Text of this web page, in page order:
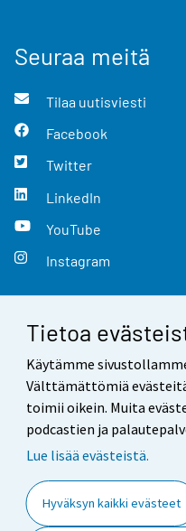
Tietoa
Käytämme
Välttämättömiä
toimii oikein. Muita
podcastien ja
Lue lisää evästeistä.
Hyväksyn kaikki evästeet
Seuraa meitä
Tilaa uutisviesti
Facebook
Twitter
LinkedIn
YouTube
Instagram
Yhteystiedot
Palaute
Käyttöehdot
Saavutettavuus
Tietoa sivustosta